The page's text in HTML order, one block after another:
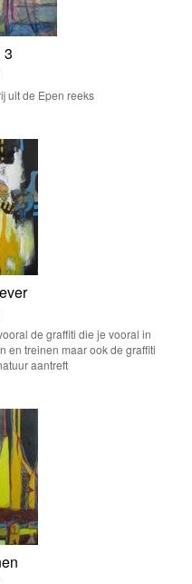
3
uit de Epen reeks
de graffiti die je vooral in
en treinen maar ook de graffiti
aantreft